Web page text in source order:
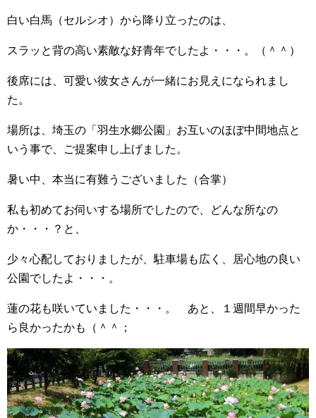
白い白馬（セルシオ）から降り立ったのは、
スラッと背の高い素敵な好青年でしたよ・・・。（＾＾）
後席には、可愛い彼女さんが一緒にお見えになられまし
た。
場所は、埼玉の「羽生水郷公園」お互いのほぼ中間地点と
いう事で、ご提案申し上げました。
暑い中、本当に有難うございました（合掌）
私も初めてお伺いする場所でしたので、どんな所なの
か・・・？と、
少々心配しておりましたが、駐車場も広く、居心地の良い
公園でしたよ・・・。
蓮の花も咲いていました・・・。 あと、１週間早かった
ら良かったかも（＾＾；